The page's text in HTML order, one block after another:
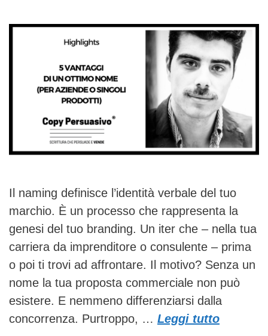
Il naming definisce l’identità verbale del tuo
marchio. È un processo che rappresenta la
genesi del tuo branding. Un iter che – nella tua
carriera da imprenditore o consulente – prima
o poi ti trovi ad affrontare. Il motivo? Senza un
nome la tua proposta commerciale non può
esistere. E nemmeno differenziarsi dalla
concorrenza. Purtroppo, … Leggi tutto